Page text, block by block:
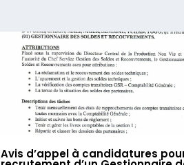
Avis d’appel à candidatures